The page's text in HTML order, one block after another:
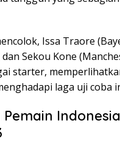
Issa Traore
Sekou Kone
starter,
laga uji coba